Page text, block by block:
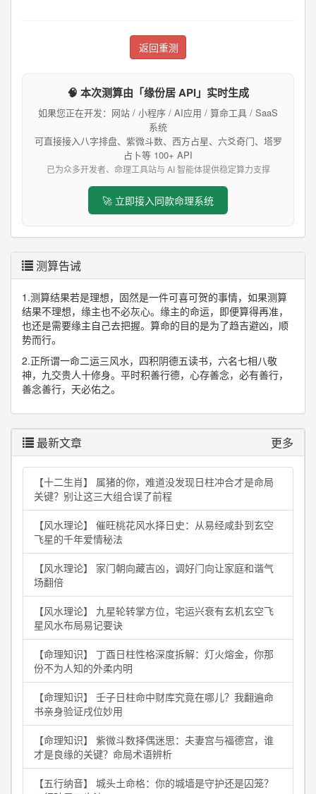
返回重测
🧠 本次测算由「缘份居 API」实时生成
如果您正在开发：网站 / 小程序 / AI应用 / 算命工具 / SaaS
系统
可直接接入八字排盘、紫微斗数、西方占星、六爻奇门、塔罗
占卜等 100+ API
已为众多开发者、命理工具站与 AI 智能体提供稳定算力支撑
🚀 立即接入同款命理系统
测算告诫
1.测算结果若是理想，固然是一件可喜可贺的事情，如果测算
结果不理想，缘主也不必灰心。缘主的命运，即便算得再准，
也还是需要缘主自己去把握。算命的目的是为了趋吉避凶，顺
势而行。
2.正所谓一命二运三风水，四积阴德五读书，六名七相八敬
神，九交贵人十修身。平时积善行德，心存善念，必有善行，
善念善行，天必佑之。
最新文章 更多
【十二生肖】 属猪的你，难道没发现日柱冲合才是命局
关键？别让这三大组合误了前程
【风水理论】 催旺桃花风水择日史：从易经咸卦到玄空
飞星的千年爱情秘法
【风水理论】 家门朝向藏吉凶，调好门向让家庭和谐气
场翻倍
【风水理论】 九星轮转掌方位，宅运兴衰有玄机玄空飞
星风水布局易记要诀
【命理知识】 丁酉日柱性格深度拆解：灯火熔金，你那
份不为人知的外柔内明
【命理知识】 壬子日柱命中财库究竟在哪儿？我翻遍命
书亲身验证戌位妙用
【命理知识】 紫微斗数择偶迷思：夫妻宫与福德宫，谁
才是良缘的关键？命局术语辨析
【五行纳音】 城头土命格：你的城墙是守护还是囚笼？